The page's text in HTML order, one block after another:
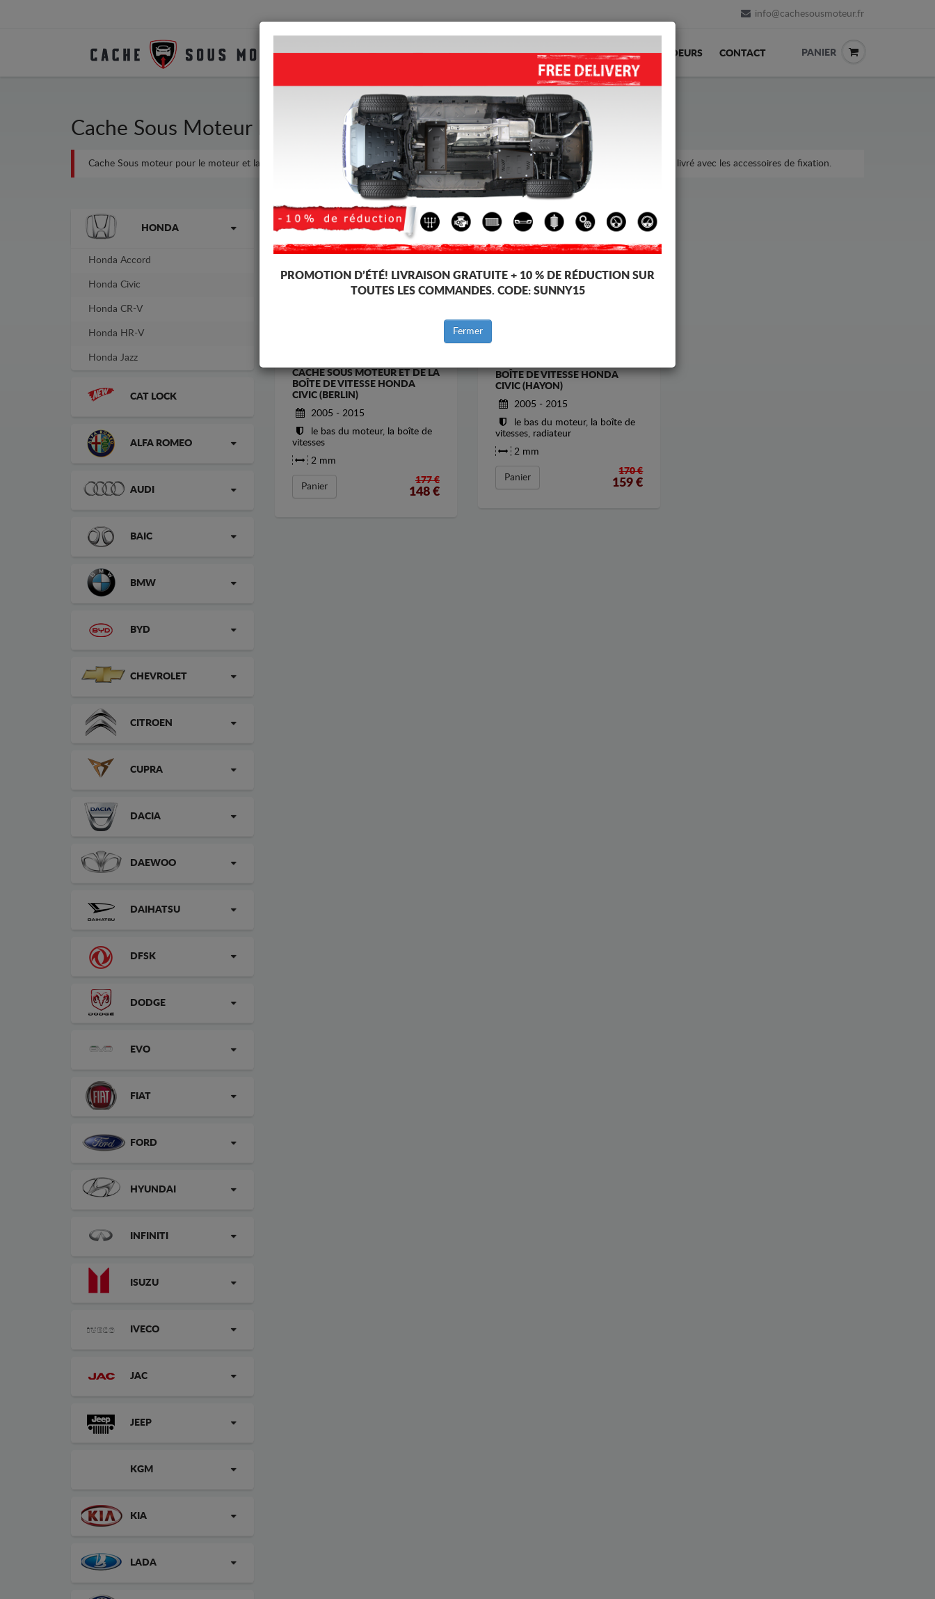
info@cachesousmoteur.fr
PROTECTION ACCUEIL LIVRAISON AVIS REVENDEURS CONTACT PANIER
Cache Sous Moteur Métallique Honda Civic
Cache Sous moteur pour le moteur et la boîte de vitesses, dédiée aux voitures Honda Civic. Il est monté sans modifications sur la voiture, livré avec les accessoires de fixation.
Marques HONDA
Honda Accord
Honda Civic
Honda CR-V
Honda HR-V
Honda Jazz
CAT LOCK
ALFA ROMEO
AUDI
BAIC
BMW
BYD
CHEVROLET
CITROEN
CUPRA
DACIA
DAEWOO
DAIHATSU
DFSK
DODGE
EVO
FIAT
FORD
HYUNDAI
INFINITI
ISUZU
IVECO
JAC
JEEP
KGM
KIA
LADA
-16%
CACHE SOUS MOTEUR ET DE LA
BOÎTE DE VITESSE HONDA
CIVIC (BERLIN)
2005 - 2015
le bas du moteur, la boîte de
vitesses
2 mm
Panier
177 €
148€
-6%
BOÎTE DE VITESSE HONDA
CIVIC (HAYON)
2005 - 2015
le bas du moteur, la boîte de
vitesses, radiateur
2 mm
Panier
170 €
159 €
PROMOTION D’ÉTÉ! LIVRAISON GRATUITE + 10 % DE RÉDUCTION SUR
TOUTES LES COMMANDES. CODE: SUNNY15
Fermer